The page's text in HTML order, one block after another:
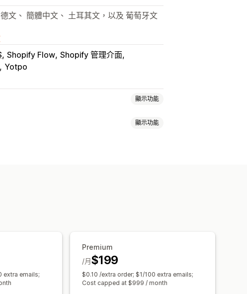
文、 簡體中文、 土耳其文，以及 葡萄牙文
Shopify Flow Shopify 管理介面
Yotpo
顯示功能
顯示功能
extra emails;
Premium
$199
/月
$0.10 /extra order; $1/100 extra emails;
Cost capped at $999 / month